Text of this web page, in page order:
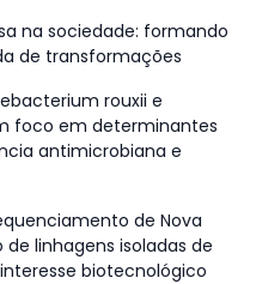
na sociedade: formando
de transformações
rouxii e
foco em determinantes
antimicrobiana e
de Nova
linhagens isoladas de
biotecnológico